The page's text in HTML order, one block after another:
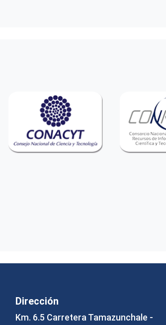
Dirección
Km. 6.5 Carretera Tamazunchale -